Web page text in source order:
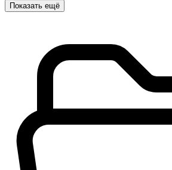
Показать ещё